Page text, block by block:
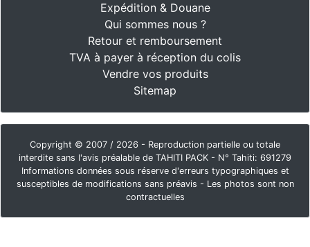
Expédition & Douane
Qui sommes nous ?
Retour et remboursement
TVA à payer à réception du colis
Vendre vos produits
Sitemap
Copyright © 2007 / 2026 - Reproduction partielle ou totale
interdite sans l'avis préalable de TAHITI PACK - N° Tahiti: 691279
Informations données sous réserve d'erreurs typographiques et
susceptibles de modifications sans préavis - Les photos sont non
contractuelles